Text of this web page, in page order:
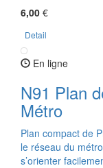
6,00 €
Detail
En ligne
N91 Plan
Métro
Plan compact de
le réseau du
s’orienter